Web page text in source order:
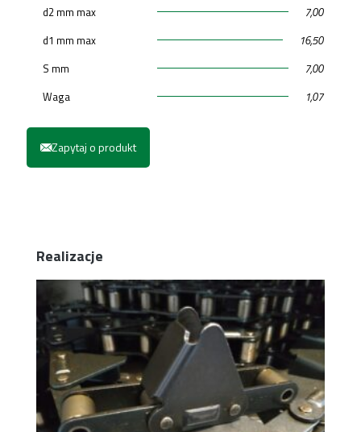
d2 mm max
7,00
d1 mm max
16,50
S mm
7,00
Waga
1,07
Zapytaj o produkt
Realizacje